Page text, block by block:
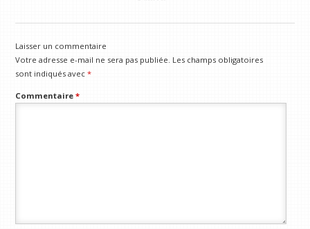
Laisser un commentaire
Votre adresse e-mail ne sera pas publiée. Les champs obligatoires
sont indiqués avec*
Commentaire*